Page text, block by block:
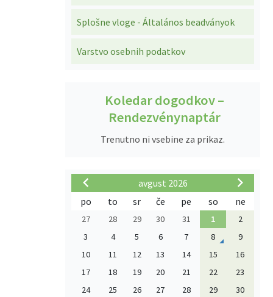
Splošne vloge - Általános beadványok
Varstvo osebnih podatkov
Koledar dogodkov –
Rendezvénynaptár
Trenutno ni vsebine za prikaz.
avgust 2026
po
to sr če pe so ne
27 28 29 30 31 1
2
3
4 5 6 7 8
9
10
11 12 13 14 15
16
17
18 19 20 21 22
23
24
25 26 27 28 29 30